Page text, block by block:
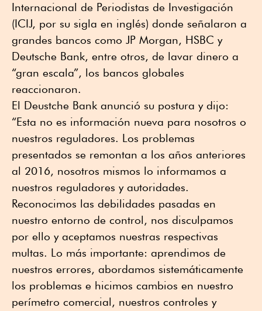
Internacional de Periodistas de Investigación
(ICIJ, por su sigla en inglés) donde señalaron a
grandes bancos como JP Morgan, HSBC y
Deutsche Bank, entre otros, de lavar dinero a
“gran escala”, los bancos globales
reaccionaron.
El Deustche Bank anunció su postura y dijo:
“Esta no es información nueva para nosotros o
nuestros reguladores. Los problemas
presentados se remontan a los años anteriores
al 2016, nosotros mismos lo informamos a
nuestros reguladores y autoridades.
Reconocimos las debilidades pasadas en
nuestro entorno de control, nos disculpamos
por ello y aceptamos nuestras respectivas
multas. Lo más importante: aprendimos de
nuestros errores, abordamos sistemáticamente
los problemas e hicimos cambios en nuestro
perímetro comercial, nuestros controles y